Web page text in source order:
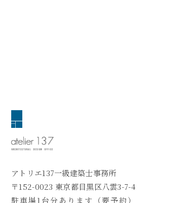
アトリエ137一級建築士事務所
〒152-0023 東京都目黒区八雲3-7-4
駐車場1台分あります（要予約）